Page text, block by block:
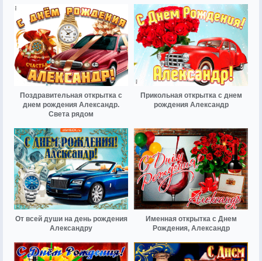
Поздравительная открытка с
днем рождения Александр.
Света рядом
Прикольная открытка с днем
рождения Александр
От всей души на день рождения
Александру
Именная открытка с Днем
Рождения, Александр